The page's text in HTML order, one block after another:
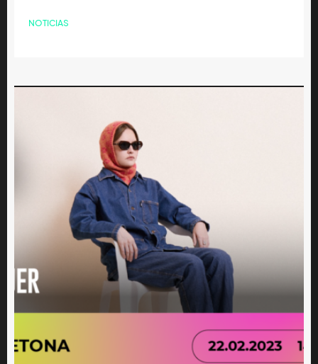
NOTICIAS